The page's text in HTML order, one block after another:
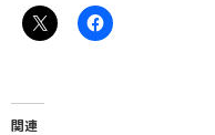
関連